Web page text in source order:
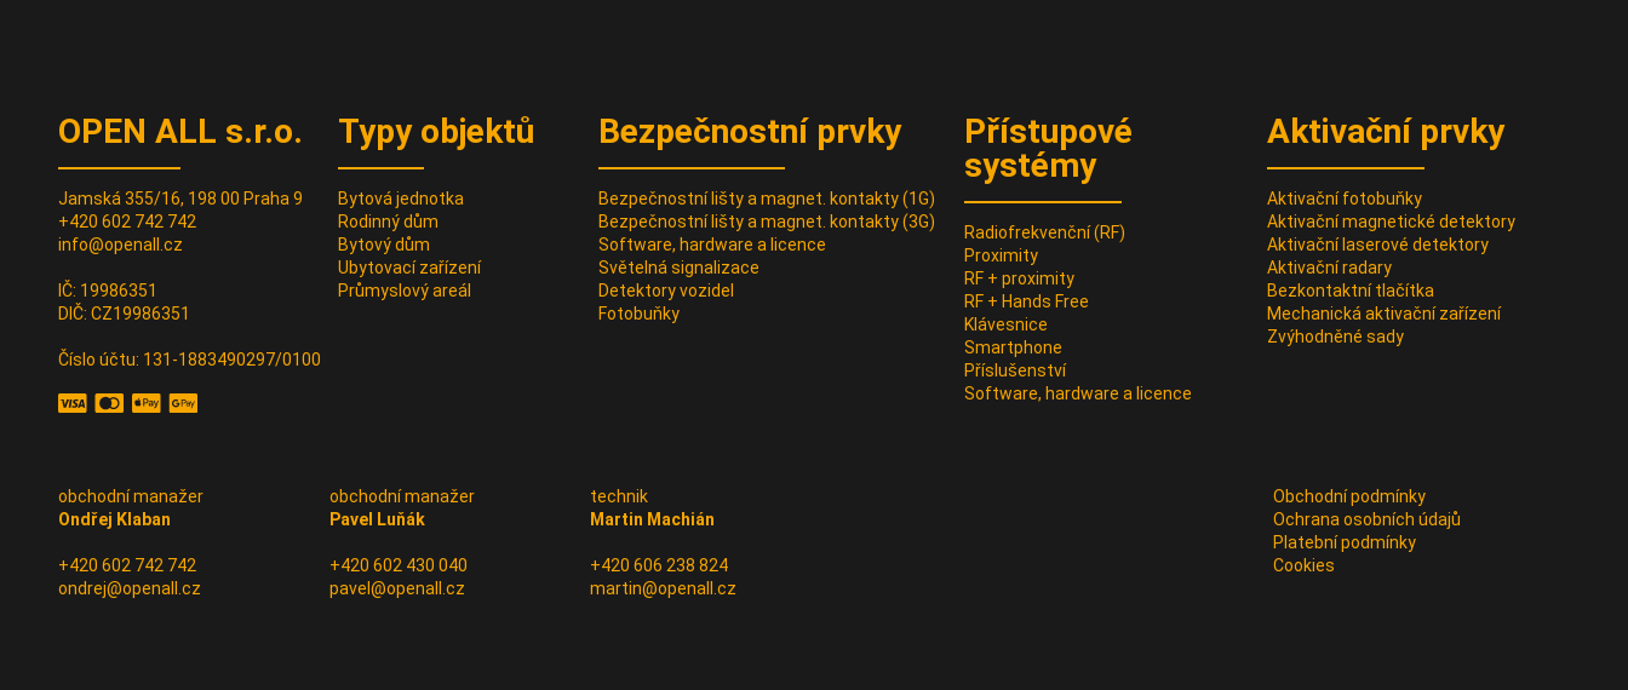
OPEN ALL s.r.o.
Jamská 355/16, 198 00 Praha 9
+420 602 742 742
info@openall.cz
IČ: 19986351
DIČ: CZ19986351
Číslo účtu: 131-1883490297/0100
Typy objektů
Bytová jednotka
Rodinný dům
Bytový dům
Ubytovací zařízení
Průmyslový areál
Bezpečnostní prvky
Bezpečnostní lišty a magnet. kontakty (1G)
Bezpečnostní lišty a magnet. kontakty (3G)
Software, hardware a licence
Světelná signalizace
Detektory vozidel
Fotobuňky
Přístupové
systémy
Radiofrekvenční (RF)
Proximity
RF + proximity
RF + Hands Free
Klávesnice
Smartphone
Příslušenství
Software, hardware a licence
Aktivační prvky
Aktivační fotobuňky
Aktivační magnetické detektory
Aktivační laserové detektory
Aktivační radary
Bezkontaktní tlačítka
Mechanická aktivační zařízení
Zvýhodněné sady
obchodní manažer
Ondřej Klaban
+420 602 742 742
ondrej@openall.cz
obchodní manažer
Pavel Luňák
+420 602 430 040
pavel@openall.cz
technik
Martin Machián
+420 606 238 824
martin@openall.cz
Obchodní podmínky
Ochrana osobních údajů
Platební podmínky
Cookies